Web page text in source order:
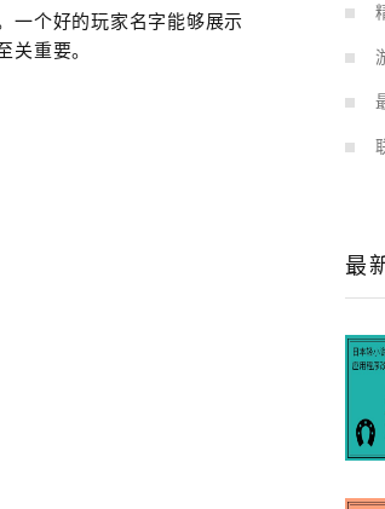
一个好的玩家名字能够展示
重要。
最